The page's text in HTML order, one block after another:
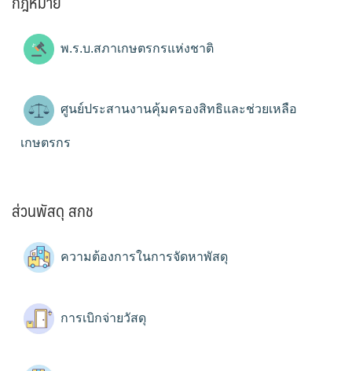
พ.ร.บ.สภาเกษตรกรแห่งชาติ
ศูนย์ประสานงานคุ้มครองสิทธิและช่วยเหลือ
เกษตรกร
ส่วนพัสดุ สกช
ความต้องการในการจัดหาพัสดุ
การเบิกจ่ายวัสดุ